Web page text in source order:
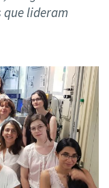
que lideram